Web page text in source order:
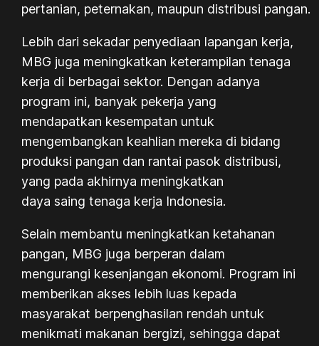
pertanian, peternakan, maupun distribusi pangan.
Lebih dari sekadar penyediaan lapangan kerja,
MBG juga meningkatkan keterampilan tenaga
kerja di berbagai sektor. Dengan adanya
program ini, banyak pekerja yang
mendapatkan kesempatan untuk
mengembangkan keahlian mereka di bidang
produksi pangan dan rantai pasok distribusi,
yang pada akhirnya meningkatkan
daya saing tenaga kerja Indonesia.
Selain membantu meningkatkan ketahanan
pangan, MBG juga berperan dalam
mengurangi kesenjangan ekonomi. Program ini
memberikan akses lebih luas kepada
masyarakat berpenghasilan rendah untuk
menikmati makanan bergizi, sehingga dapat